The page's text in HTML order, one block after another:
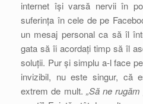
internet își varsă nervii în
suferința în cele de pe
un mesaj personal ca să îl
gata să îi acordați timp să îl
soluții. Pur și simplu a-l face
invizibil, nu este singur, că
extrem de mult. „Să ne